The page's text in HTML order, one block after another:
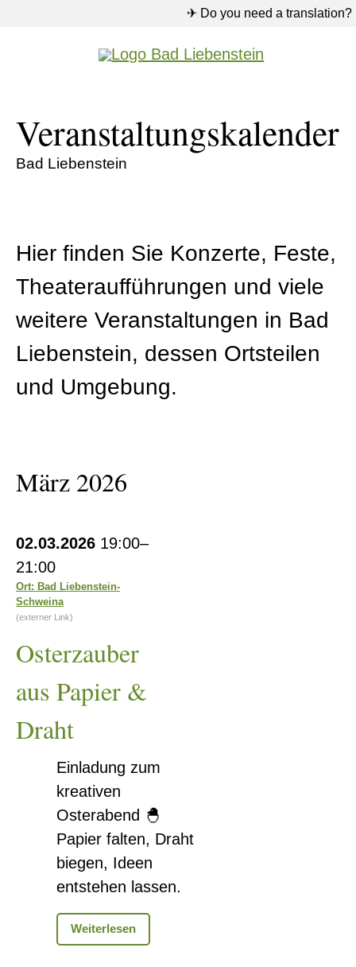
✈ Do you need a translation?
Veranstaltungskalender
Bad Liebenstein
Hier finden Sie Konzerte, Feste,
Theateraufführungen und viele
weitere Veranstaltungen in Bad
Liebenstein, dessen Ortsteilen
und Umgebung.
März 2026
02.03.2026 19:00–
21:00
Ort: Bad Liebenstein-
Schweina
(externer Link)
Osterzauber
aus Papier &
Draht
Einladung zum
kreativen
Osterabend 🐣
Papier falten, Draht
biegen, Ideen
entstehen lassen.
WeiterlesenOsterzauber
aus